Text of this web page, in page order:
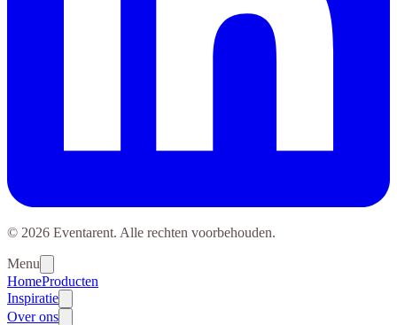
© 2026 Eventarent. Alle rechten voorbehouden.
Menu
HomeProducten
Inspiratie
Over ons